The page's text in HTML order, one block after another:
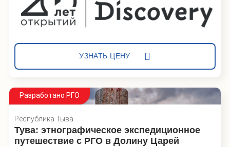
термальных источниках и рыбалка.
Маршрут открывает возможность исследовать
путешествие участники посетят сразу Северные,
Средние и Южные Курилы, увидят знаменитые вулканы и
УЗНАТЬ ЦЕНУ
Разработано РГО
Республика Тыва
Тува: этнографическое экспедиционное
путешествие с РГО в Долину Царей